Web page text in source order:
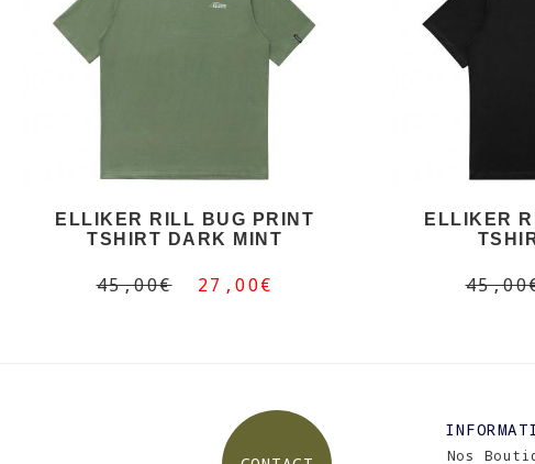
ELLIKER RILL BUG PRINT
TSHIRT DARK MINT
45,00€ 27,00€
ELLIKER
Nos